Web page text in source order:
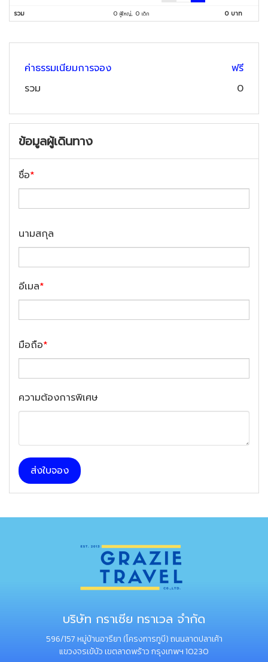
รวม 0 ผู้ใหญ่, 0 เด็ก 0 บาท
ค่าธรรมเนียมการจอง
ฟรี
รวม
0
ข้อมูลผู้เดินทาง
ชื่อ*
นามสกุล
อีเมล*
มือถือ*
ความต้องการพิเศษ
ส่งใบจอง
บริษัท กราเซีย ทราเวล จำกัด
596/157 หมู่บ้านอารียา (โครงการทูบี) ถนนลาดปลาเค้า
แขวงจรเข้บัว เขตลาดพร้าว กรุงเทพฯ 10230